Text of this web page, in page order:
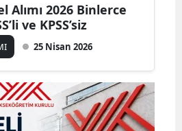
2026 Binlerce
ve KPSS’siz
25 Nisan 2026